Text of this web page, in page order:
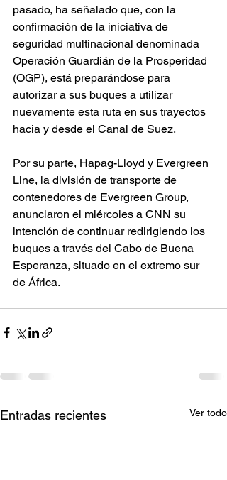
pasado, ha señalado que, con la
confirmación de la iniciativa de
seguridad multinacional denominada
Operación Guardián de la Prosperidad
(OGP), está preparándose para
autorizar a sus buques a utilizar
nuevamente esta ruta en sus trayectos
hacia y desde el Canal de Suez.
Por su parte, Hapag-Lloyd y Evergreen
Line, la división de transporte de
contenedores de Evergreen Group,
anunciaron el miércoles a CNN su
intención de continuar redirigiendo los
buques a través del Cabo de Buena
Esperanza, situado en el extremo sur
de África.
Entradas recientes Ver todo